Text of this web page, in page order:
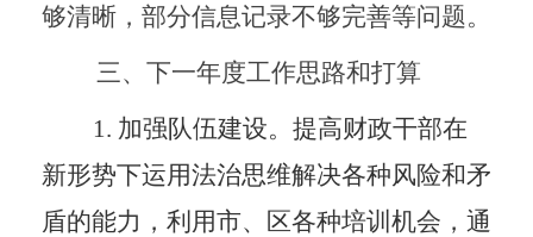
够清晰，部分信息记录不够完善等问题。
三、下一年度工作思路和打算
1. 加强队伍建设。 提高财政干部在
新形势下运用法治思维解决各种风险和矛
盾的能力，利用市、区各种培训机会，通